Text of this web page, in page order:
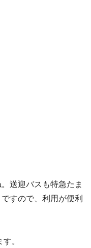
送迎バスも特急たま
すので、利用が便利
。